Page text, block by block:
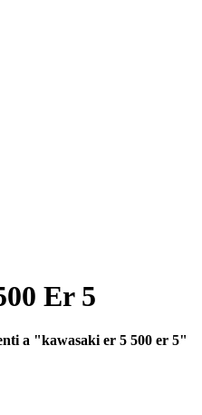
Er 5
a "kawasaki er 5 500 er 5"